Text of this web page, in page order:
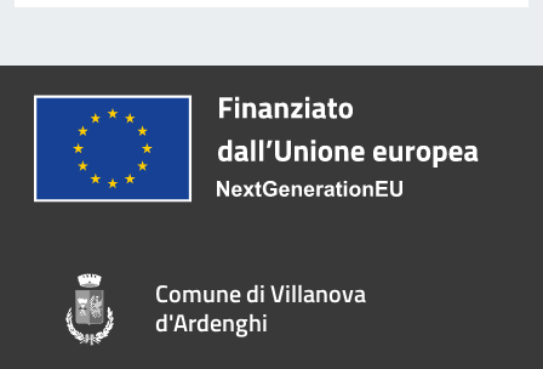
Comune di Villanova
d'Ardenghi